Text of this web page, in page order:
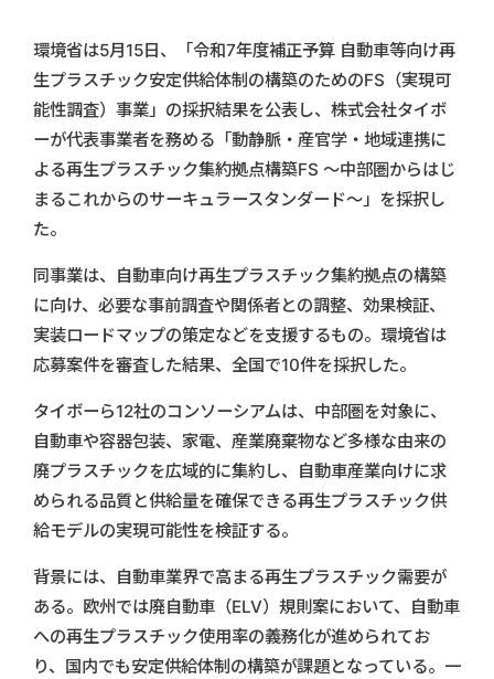
環境省は5月15日、「令和7年度補正予算 自動車等向け再
生プラスチック安定供給体制の構築のためのFS（実現可
能性調査）事業」の採択結果を公表し、株式会社タイボ
ーが代表事業者を務める「動静脈・産官学・地域連携に
よる再生プラスチック集約拠点構築FS ～中部圏からはじ
まるこれからのサーキュラースタンダード～」を採択し
た。
同事業は、自動車向け再生プラスチック集約拠点の構築
に向け、必要な事前調査や関係者との調整、効果検証、
実装ロードマップの策定などを支援するもの。環境省は
応募案件を審査した結果、全国で10件を採択した。
タイボーら12社のコンソーシアムは、中部圏を対象に、
自動車や容器包装、家電、産業廃棄物など多様な由来の
廃プラスチックを広域的に集約し、自動車産業向けに求
められる品質と供給量を確保できる再生プラスチック供
給モデルの実現可能性を検証する。
背景には、自動車業界で高まる再生プラスチック需要が
ある。欧州では廃自動車（ELV）規則案において、自動車
への再生プラスチック使用率の義務化が進められてお
り、国内でも安定供給体制の構築が課題となっている。一